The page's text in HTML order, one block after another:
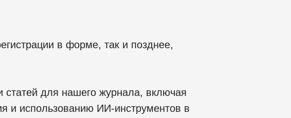
в форме, так и позднее,
статей для нашего журнала, включая
и использованию ИИ-инструментов в